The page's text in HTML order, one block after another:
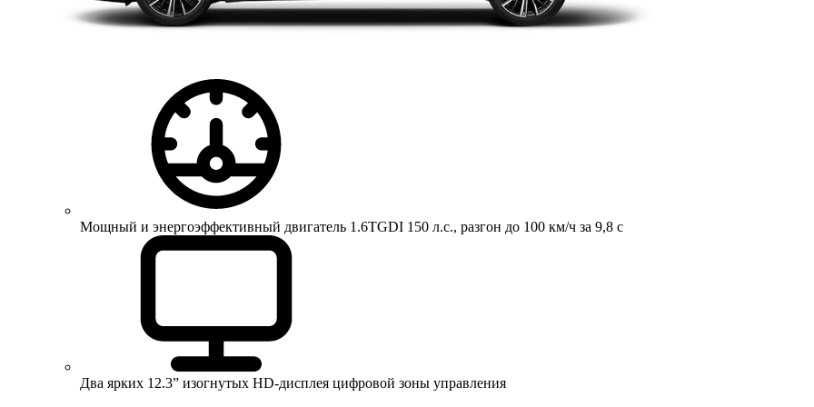
Мощный и энергоэффективный двигатель 1.6TGDI 150 л.с., разгон до 100 км/ч за 9,8 с
Два ярких 12.3” изогнутых HD-дисплея цифровой зоны управления